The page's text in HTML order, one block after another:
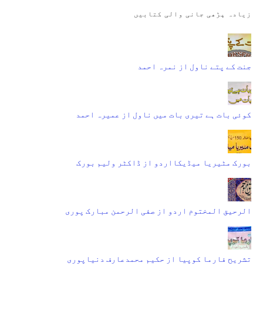
زیادہ پڑھی جانی والی کتابیں
جنت کے پتے ناول از نمرہ احمد
کوئی بات ہے تیری بات میں ناول از عمیرہ احمد
بورک مٹیریا میڈیکااردو از ڈاکٹر ولیم بورک
الرحیق المختوم اردو از صفی الرحمن مبارک پوری
تشریح فارما کوپیا از حکیم محمدعارف دنیاپوری